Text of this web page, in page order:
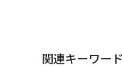
関連キーワード